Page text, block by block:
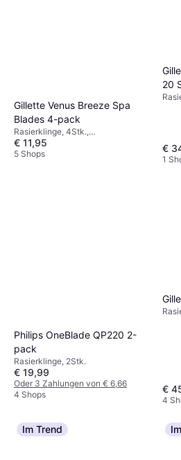
Gillette Venus Breeze Spa
Blades 4-pack
Rasierklinge, 4Stk.,
Feuchtigkeitsspendend
€ 11,95
5 Shops
20
€
1
Philips OneBlade QP220 2-
pack
Rasierklinge, 2Stk.
€ 19,99
Oder 3 Zahlungen von € 6,66
4 Shops
€
4
Im Trend